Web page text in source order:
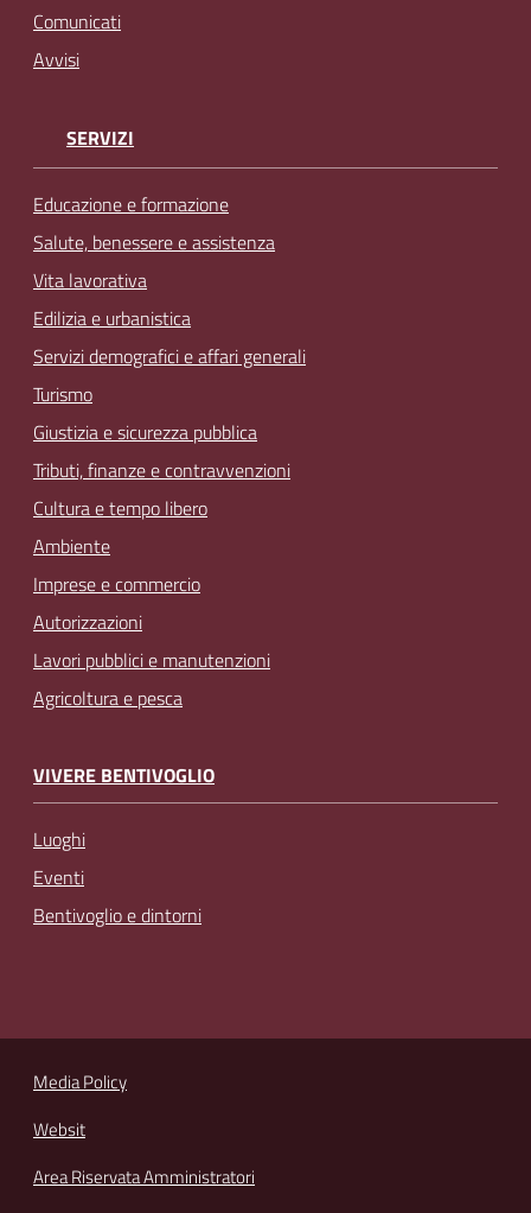
Comunicati
Avvisi
SERVIZI
Educazione e formazione
Salute, benessere e assistenza
Vita lavorativa
Edilizia e urbanistica
Servizi demografici e affari generali
Turismo
Giustizia e sicurezza pubblica
Tributi, finanze e contravvenzioni
Cultura e tempo libero
Ambiente
Imprese e commercio
Autorizzazioni
Lavori pubblici e manutenzioni
Agricoltura e pesca
VIVERE BENTIVOGLIO
Luoghi
Eventi
Bentivoglio e dintorni
Media Policy
Websit
Area Riservata Amministratori